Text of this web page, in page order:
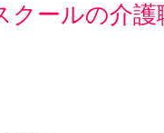
クールの介護